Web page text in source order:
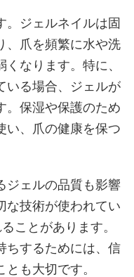
。ジェルネイルは固
、爪を頻繁に水や洗
なります。特に、
いる場合、ジェルが
。保湿や保護のため
い、爪の健康を保つ
ジェルの品質も影響
な技術が使われてい
ことがあります。
ちするためには、信
も大切です。